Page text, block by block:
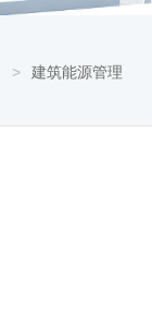
> 建筑能源管理